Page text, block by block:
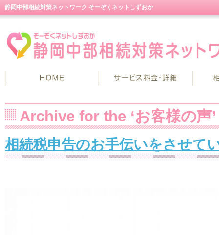
静岡中部相続対策ネットワーク そーぞくネットしずおか
Archive for the ‘お客様の声
相続税申告のお手伝いをさせて